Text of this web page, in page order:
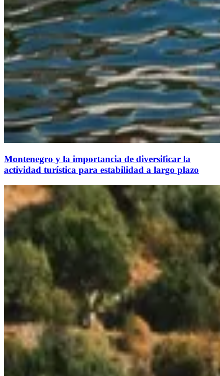
Montenegro y la importancia de diversificar la
actividad turística para estabilidad a largo plazo